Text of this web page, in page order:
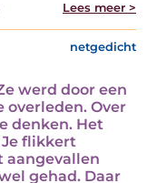
Lees meer >
netgedicht
werd door een
overleden. Over
denken. Het
flikkert
aangevallen
gehad. Daar